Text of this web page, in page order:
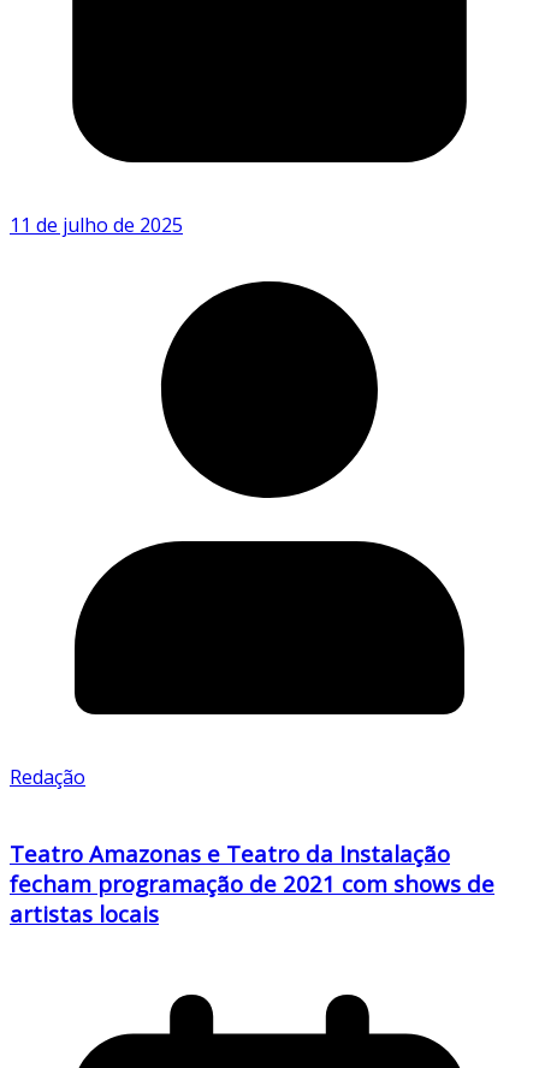
11 de julho de 2025
Redação
Teatro Amazonas e Teatro da Instalação
fecham programação de 2021 com shows de
artistas locais